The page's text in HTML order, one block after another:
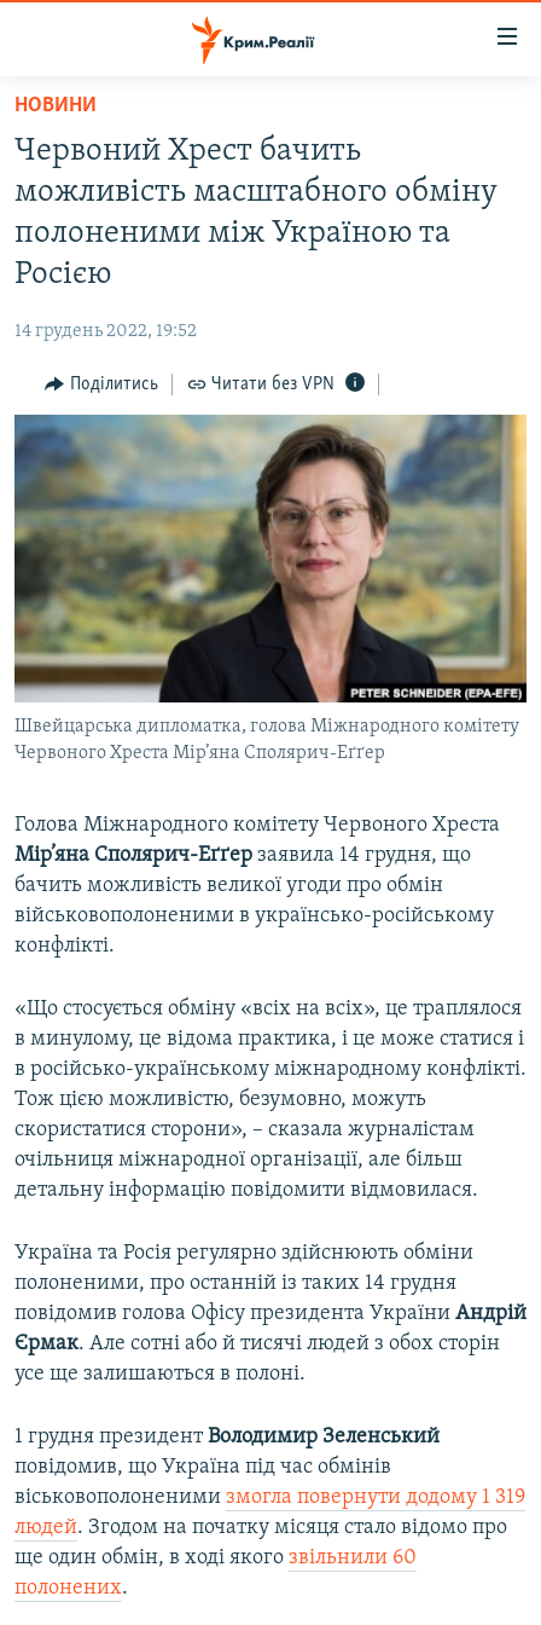
Перейти
основного
матеріалу
до
основної
Перейти
пошуку
ВОДА.КРИМ
ПОЛІТИКА
ПОГЛЯД
ІНТЕРВ'Ю
ВСЕ ЗА ДЕНЬ
СПЕЦПРОЕКТИ
ДЕПОРТАЦІЯ
ВІДЕОУРОКИ «ELIFBE»
СВІДЧЕННЯ ОКУПАЦІЇ
УКРАЇНСЬКА ПРОБЛЕМА КРИМУ
ІНФОГРАФІКА
ЯК ОБІЙТИ БЛОКУВАННЯ
Русский
Qırımtatar
ДОЛУЧАЙСЯ!
НОВИНИ
Червоний Хрест бачить
можливість масштабного обміну
полоненими між Україною та
Росією
14 грудень 2022, 19:52
Поділитись Читати без VPN
Швейцарська дипломатка, голова Міжнародного комітету
Червоного Хреста Мір’яна Сполярич-Еґґер
Голова Міжнародного комітету Червоного Хреста
Мір’яна Сполярич-Еґґер заявила 14 грудня, що
бачить можливість великої угоди про обмін
військовополоненими в українсько-російському
конфлікті.
«Що стосується обміну «всіх на всіх», це траплялося
в минулому, це відома практика, і це може статися і
в російсько-українському міжнародному конфлікті.
Тож цією можливістю, безумовно, можуть
скористатися сторони», – сказала журналістам
очільниця міжнародної організації, але більш
детальну інформацію повідомити відмовилася.
Україна та Росія регулярно здійснюють обміни
полоненими, про останній із таких 14 грудня
повідомив голова Офісу президента України Андрій
Єрмак. Але сотні або й тисячі людей з обох сторін
усе ще залишаються в полоні.
1 грудня президентВолодимир Зеленський
повідомив, що Україна під час обмінів
віськовополоненими змогла повернути додому 1 319
людей. Згодом на початку місяця стало відомо про
ще один обмін, в ході якого звільнили 60
полонених.